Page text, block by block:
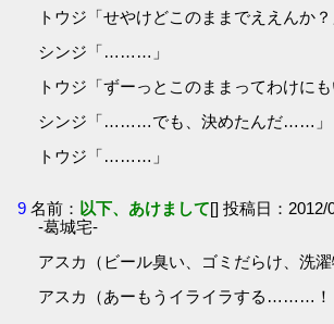
トウジ「せやけどこのままでええんか？
シンジ「………」
トウジ「ずーっとこのままってわけにも
シンジ「………でも、決めたんだ……」
トウジ「………」
9 名前： 以下、あけまして[] 投稿日：2012/
-葛城宅-
アスカ（ビール臭い、ゴミだらけ、洗
アスカ（あーもうイライラする………！